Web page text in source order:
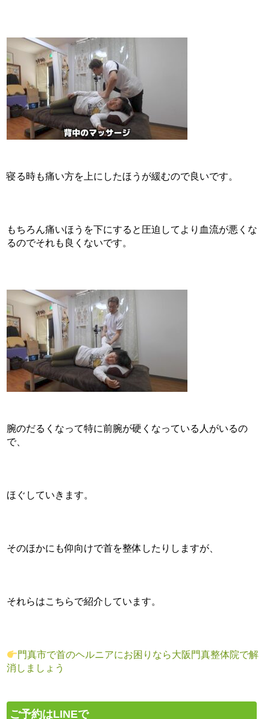
寝る時も痛い方を上にしたほうが緩むので良いです。
もちろん痛いほうを下にすると圧迫してより血流が悪くな
るのでそれも良くないです。
腕のだるくなって特に前腕が硬くなっている人がいるの
で、
ほぐしていきます。
そのほかにも仰向けで首を整体したりしますが、
それらはこちらで紹介しています。
門真市で首のヘルニアにお困りなら大阪門真整体院で解
消しましょう
ご予約はLINEで